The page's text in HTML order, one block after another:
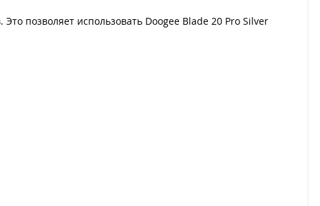
позволяет использовать Doogee Blade 20 Pro Silver